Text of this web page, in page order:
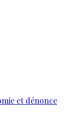
et dénonce